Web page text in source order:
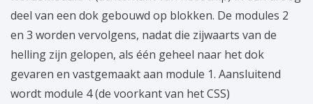
deel van een dok gebouwd op blokken. De modules 2
en 3 worden vervolgens, nadat die zijwaarts van de
helling zijn gelopen, als één geheel naar het dok
gevaren en vastgemaakt aan module 1. Aansluitend
wordt module 4 (de voorkant van het CSS)